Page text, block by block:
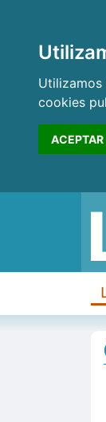
cookies
ACEPTAR